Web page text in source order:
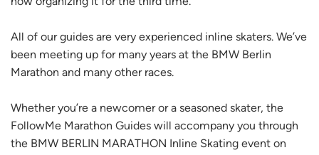
All of our guides are very experienced inline skaters. We’ve
been meeting up for many years at the BMW Berlin
Marathon and many other races.
Whether you’re a newcomer or a seasoned skater, the
FollowMe Marathon Guides will accompany you through
the BMW BERLIN MARATHON Inline Skating event on